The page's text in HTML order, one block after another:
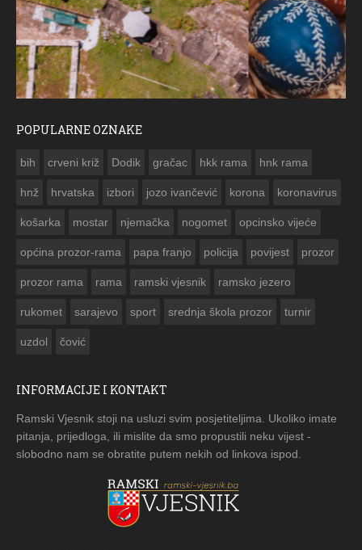
POPULARNE OZNAKE
bih crveni križ Dodik gračac hkk rama hnk rama
hnž hrvatska izbori jozo ivančević korona koronavirus
košarka mostar njemačka nogomet opcinsko vijeće
općina prozor-rama papa franjo policija povijest prozor
prozor rama rama ramski vjesnik ramsko jezero
rukomet sarajevo sport srednja škola prozor turnir
uzdol čović
INFORMACIJE I KONTAKT
Ramski Vjesnik stoji na usluzi svim posjetiteljima. Ukoliko imate
pitanja, prijedloga, ili mislite da smo propustili neku vijest -
slobodno nam se obratite putem nekih od linkova ispod.